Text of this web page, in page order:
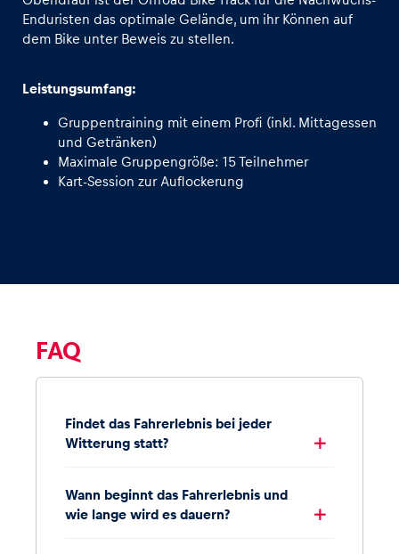
Enduristen das optimale Gelände, um ihr Können auf
dem Bike unter Beweis zu stellen.
Leistungsumfang:
Gruppentraining mit einem Profi (inkl. Mittagessen
und Getränken)
Maximale Gruppengröße: 15 Teilnehmer
Kart-Session zur Auflockerung
FAQ
Findet das Fahrerlebnis bei jeder
Witterung statt?
Wann beginnt das Fahrerlebnis und
wie lange wird es dauern?